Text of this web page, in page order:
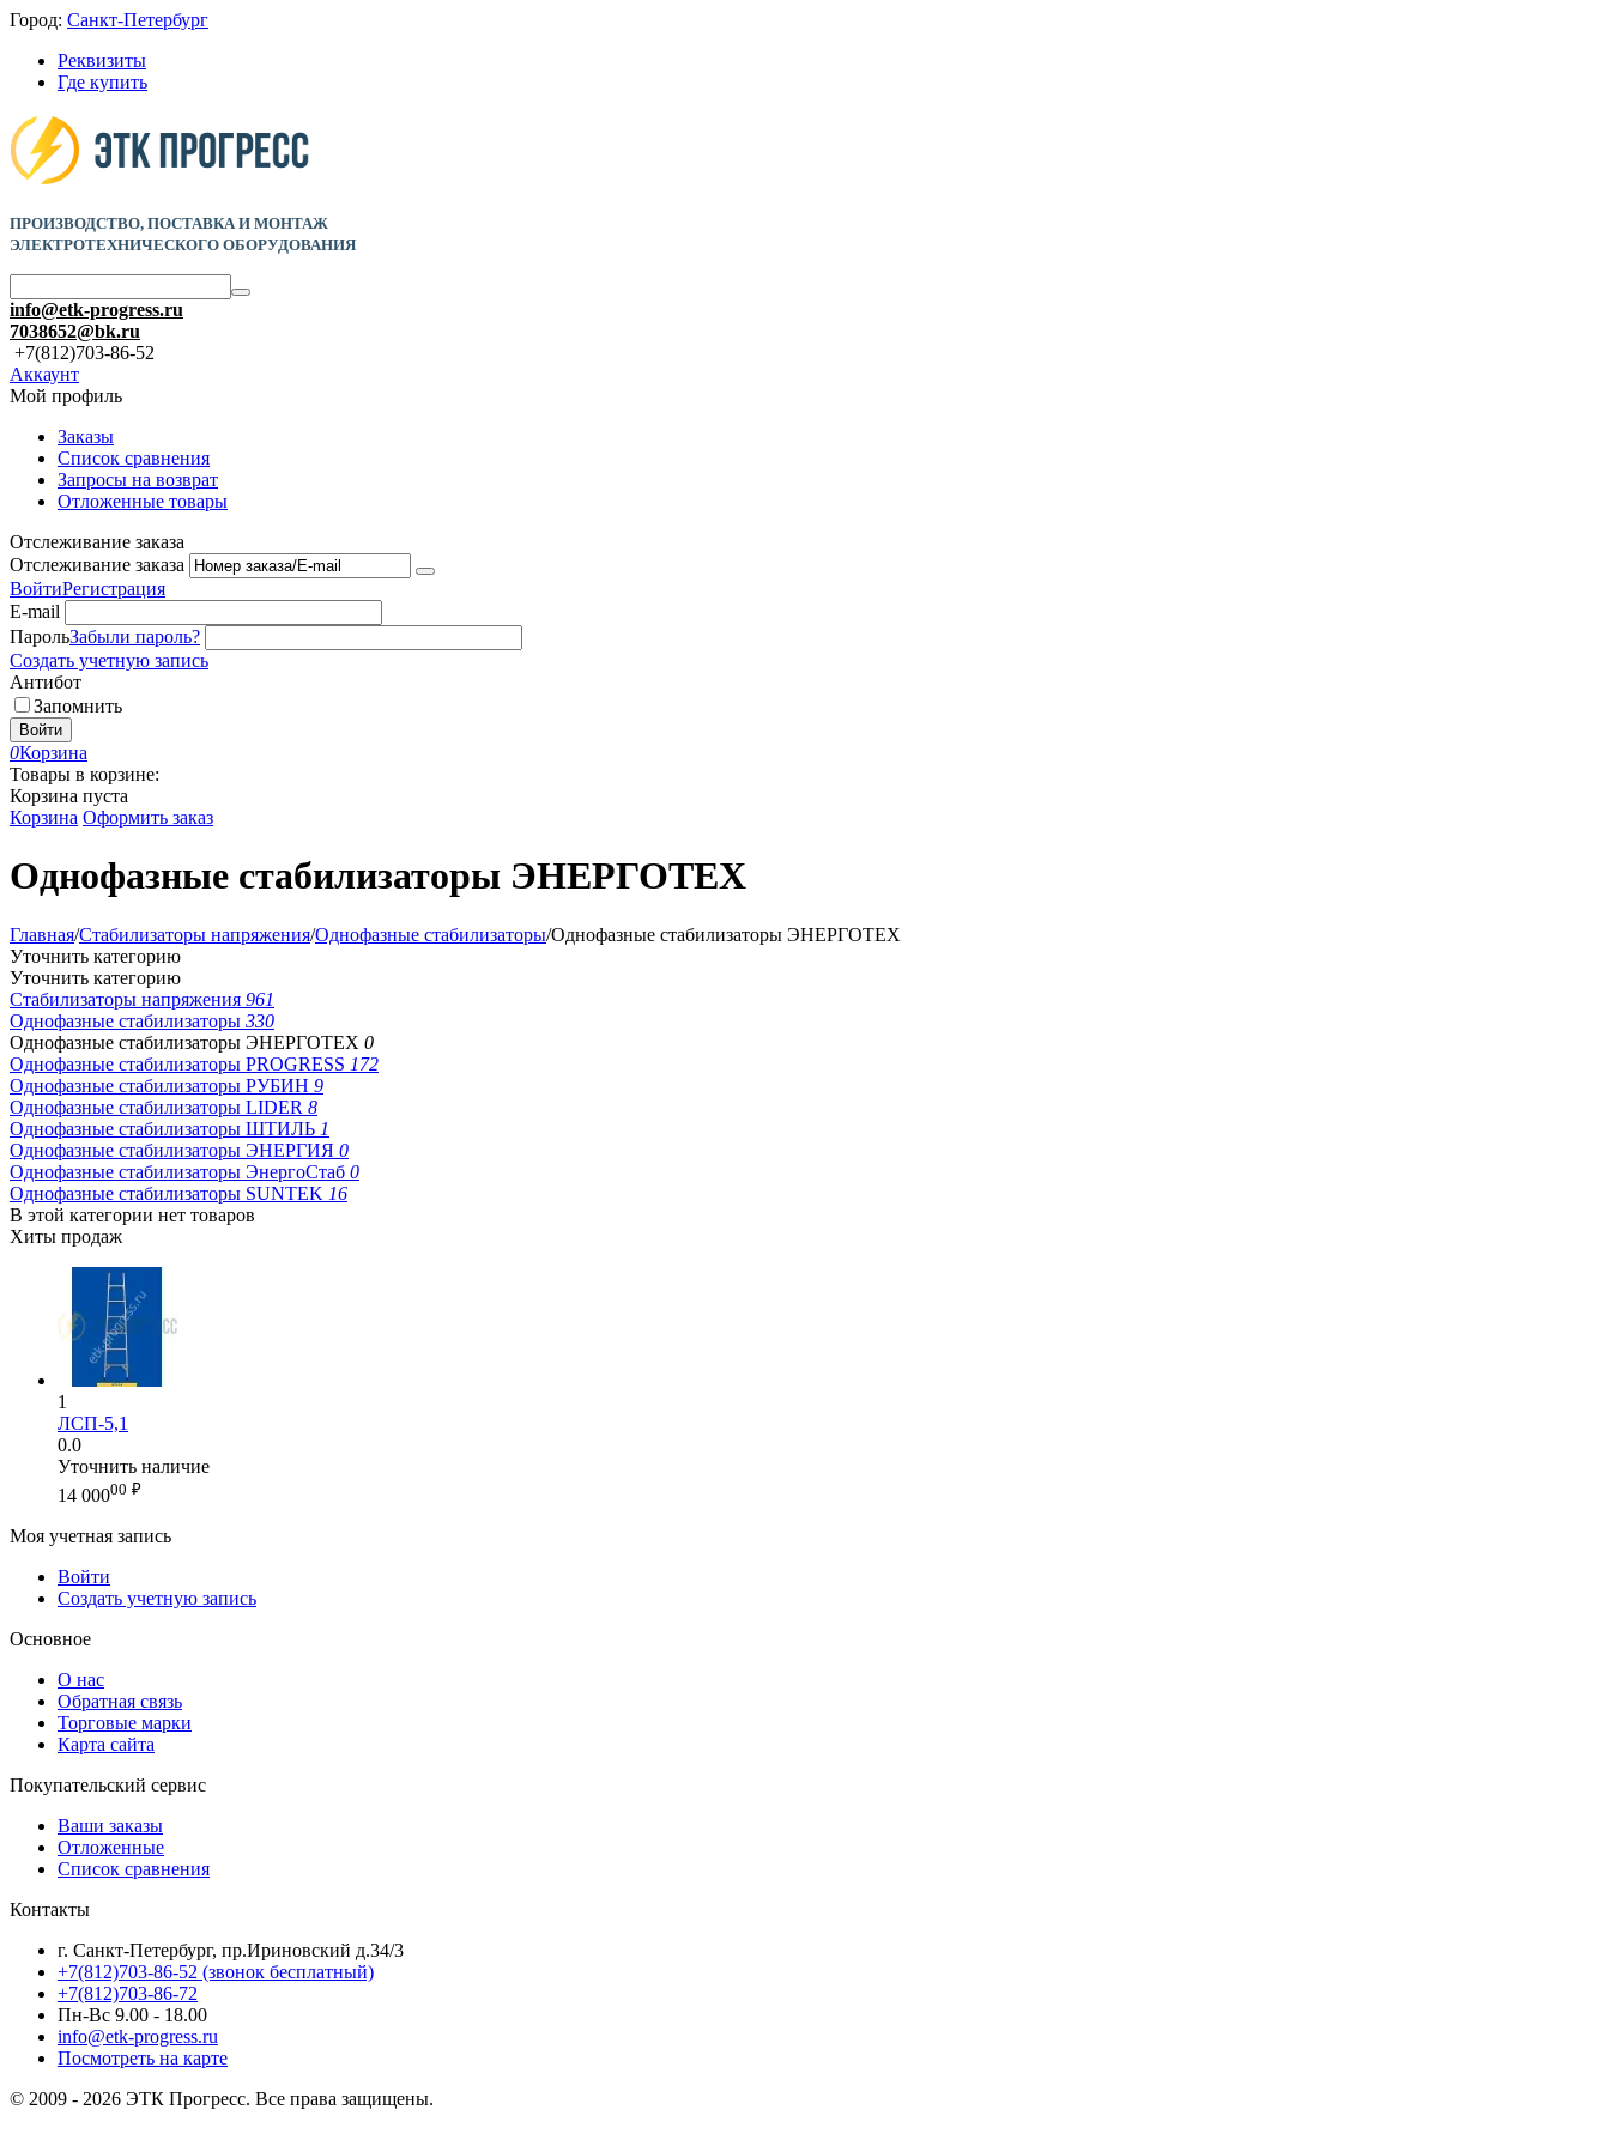
Город: Санкт-Петербург
Реквизиты
Где купить
ПРОИЗВОДСТВО, ПОСТАВКА И МОНТАЖ
ЭЛЕКТРОТЕХНИЧЕСКОГО ОБОРУДОВАНИЯ
info@etk-progress.ru
7038652@bk.ru
+7(812)703-86-52
Аккаунт
Мой профиль
Заказы
Список сравнения
Запросы на возврат
Отложенные товары
Отслеживание заказа
Отслеживание заказа
ВойтиРегистрация
E-mail
ПарольЗабыли пароль?
Создать учетную запись
Антибот
Запомнить
Войти
0Корзина
Товары в корзине:
Корзина пуста
Корзина Оформить заказ
Однофазные стабилизаторы ЭНЕРГОТЕХ
Главная/Стабилизаторы напряжения/Однофазные стабилизаторы/Однофазные стабилизаторы ЭНЕРГОТЕХ
Уточнить категорию
Уточнить категорию
Стабилизаторы напряжения 961
Однофазные стабилизаторы 330
Однофазные стабилизаторы ЭНЕРГОТЕХ 0
Однофазные стабилизаторы PROGRESS 172
Однофазные стабилизаторы РУБИН 9
Однофазные стабилизаторы LIDER 8
Однофазные стабилизаторы ШТИЛЬ 1
Однофазные стабилизаторы ЭНЕРГИЯ 0
Однофазные стабилизаторы ЭнергоСтаб 0
Однофазные стабилизаторы SUNTEK 16
В этой категории нет товаров
Хиты продаж
1
ЛСП-5,1
0.0
Уточнить наличие
14 00000 ₽
Моя учетная запись
Войти
Создать учетную запись
Основное
О нас
Обратная связь
Торговые марки
Карта сайта
Покупательский сервис
Ваши заказы
Отложенные
Список сравнения
Контакты
г. Санкт-Петербург, пр.Ириновский д.34/3
+7(812)703-86-52 (звонок бесплатный)
+7(812)703-86-72
Пн-Вс 9.00 - 18.00
info@etk-progress.ru
Посмотреть на карте
© 2009 - 2026 ЭТК Прогресс. Все права защищены.